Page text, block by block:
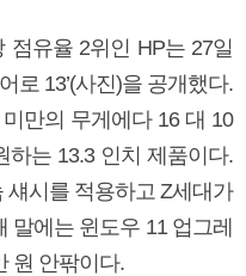
유율 2위인 HP는 27일
로 13’(사진)을 공개했다.
만의 무게에다 16 대 10
하는 13.3 인치 제품이다.
시를 적용하고 Z세대가
말에는 윈도우 11 업그레
원 안팎이다.